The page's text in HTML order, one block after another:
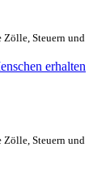
Steuern und
erhalten
Steuern und